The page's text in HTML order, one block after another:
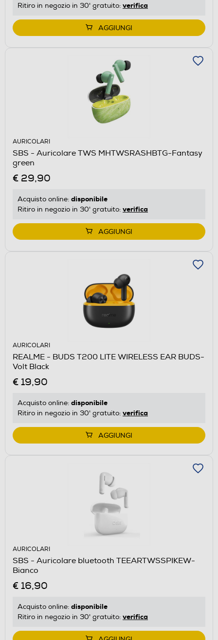
Ritiro in negozio in 30' gratuito: verifica
AGGIUNGI
AURICOLARI
SBS - Auricolare TWS MHTWSRASHBTG-Fantasy
green
€ 29,90
Acquisto online: disponibile
Ritiro in negozio in 30' gratuito: verifica
AGGIUNGI
AURICOLARI
REALME - BUDS T200 LITE WIRELESS EAR BUDS-
Volt Black
€ 19,90
Acquisto online: disponibile
Ritiro in negozio in 30' gratuito: verifica
AGGIUNGI
AURICOLARI
SBS - Auricolare bluetooth TEEARTWSSPIKEW-
Bianco
€ 16,90
Acquisto online: disponibile
Ritiro in negozio in 30' gratuito: verifica